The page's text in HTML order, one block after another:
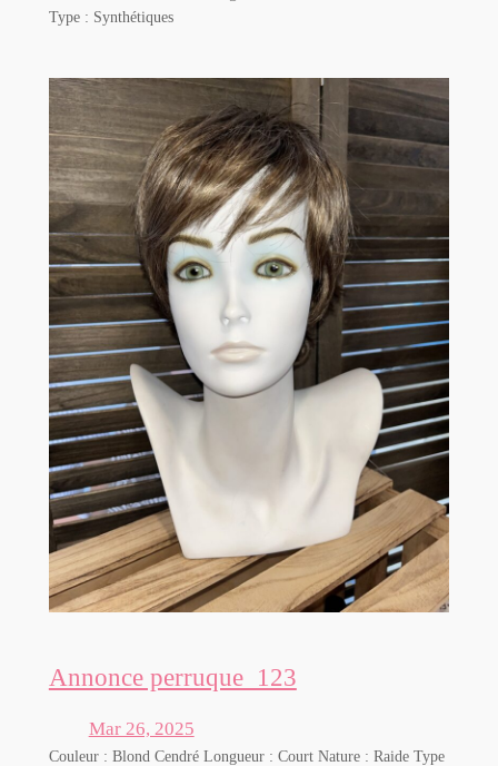
Type : Synthétiques
Annonce perruque_123
Mar 26, 2025
Couleur : Blond Cendré Longueur : Court Nature : Raide Type